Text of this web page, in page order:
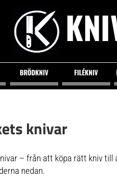
BRÖDKNIV FILÉKNIV
knivar
– från att köpa rätt kniv
nedan.